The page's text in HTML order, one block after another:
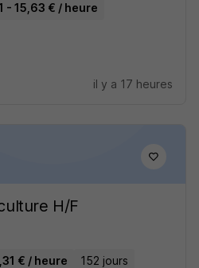
- 15,63 € / heure
il y a 17 heures
H/F
€ / heure 152 jours